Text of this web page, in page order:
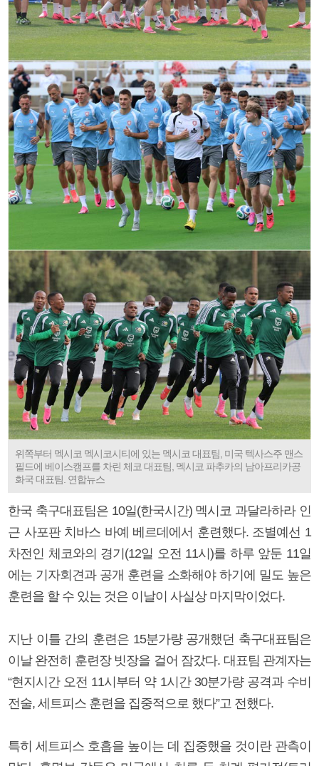
위쪽부터 멕시코 멕시코시티에 있는 멕시코 대표팀, 미국 텍사스주 맨스
필드에 베이스캠프를 차린 체코 대표팀, 멕시코 파추카의 남아프리카공
화국 대표팀. 연합뉴스
한국 축구대표팀은 10일(한국시간) 멕시코 과달라하라 인
근 사포판 치바스 바예 베르데에서 훈련했다. 조별예선 1
차전인 체코와의 경기(12일 오전 11시)를 하루 앞둔 11일
에는 기자회견과 공개 훈련을 소화해야 하기에 밀도 높은
훈련을 할 수 있는 것은 이날이 사실상 마지막이었다.
지난 이틀 간의 훈련은 15분가량 공개했던 축구대표팀은
이날 완전히 훈련장 빗장을 걸어 잠갔다. 대표팀 관계자는
“현지시간 오전 11시부터 약 1시간 30분가량 공격과 수비
전술, 세트피스 훈련을 집중적으로 했다”고 전했다.
특히 세트피스 호흡을 높이는 데 집중했을 것이란 관측이